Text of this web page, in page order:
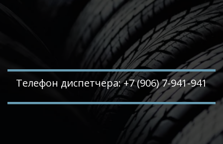
Телефон диспетчера: +7 (906) 7-941-941